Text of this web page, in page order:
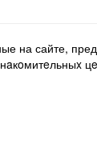
на сайте,